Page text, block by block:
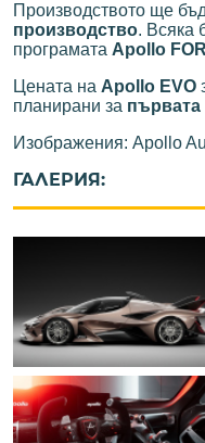
Производството ще
производство. Всяка
програмата Apollo
Цената на Apollo EVO
планирани за първата
Изображения: Apollo
ГАЛЕРИЯ: